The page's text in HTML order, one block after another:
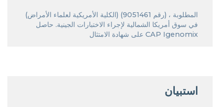
(الكلية الأمريكية لعلماء الأمراض) (رقم 9051461) ، المطلوبة
في سوق أمريكا الشمالية لإجراء الاختبارات الجينية. حاصل
على شهادة الامتثال CAP Igenomix
استبيان